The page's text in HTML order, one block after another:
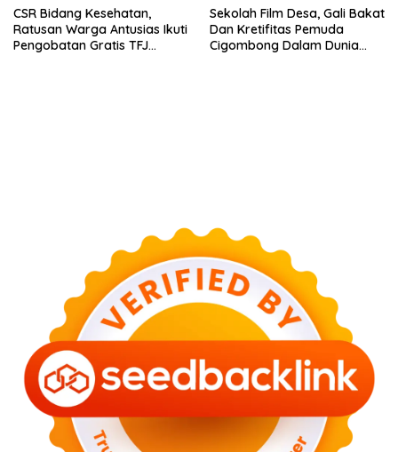
CSR Bidang Kesehatan,
Ratusan Warga Antusias Ikuti
Pengobatan Gratis TFJ
Sekolah Film Desa, Gali Bakat
Dan Kretifitas Pemuda
Cigombong Dalam Dunia